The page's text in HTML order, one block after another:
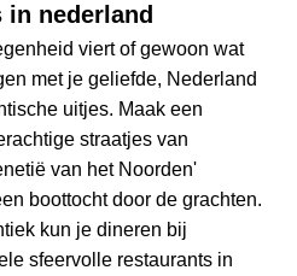
nederland
viert of gewoon wat
met je geliefde, Nederland
uitjes. Maak een
straatjes van
van het Noorden'
boottocht door de grachten.
kun je dineren bij
sfeervolle restaurants in